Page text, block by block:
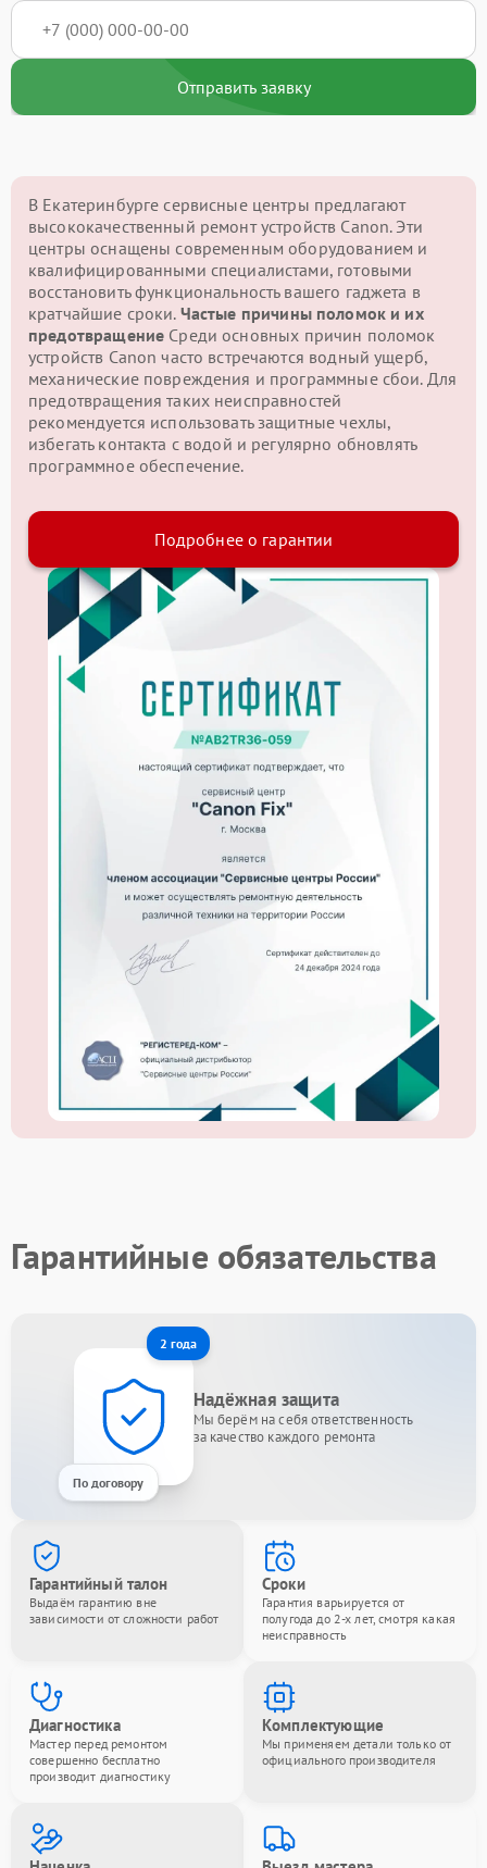
Отправить заявку
В Екатеринбурге сервисные центры предлагают
высококачественный ремонт устройств Canon. Эти
центры оснащены современным оборудованием и
квалифицированными специалистами, готовыми
восстановить функциональность вашего гаджета в
кратчайшие сроки. Частые причины поломок и их
предотвращение Среди основных причин поломок
устройств Canon часто встречаются водный ущерб,
механические повреждения и программные сбои. Для
предотвращения таких неисправностей
рекомендуется использовать защитные чехлы,
избегать контакта с водой и регулярно обновлять
программное обеспечение.
Подробнее о гарантии
Гарантийные обязательства
2 года
По договору
Надёжная защита
Мы берём на себя ответственность
за качество каждого ремонта
Гарантийный талон
Выдаём гарантию вне
зависимости от сложности работ
Сроки
Гарантия варьируется от
полугода до 2-х лет, смотря какая
неисправность
Диагностика
Мастер перед ремонтом
совершенно бесплатно
производит диагностику
Комплектующие
Мы применяем детали только от
официального производителя